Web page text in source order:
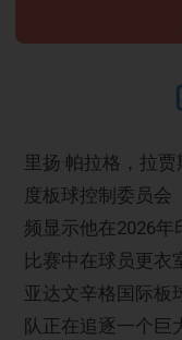
里扬·帕拉格，拉
度板球控制委员会
频显示他在2026
比赛中在球员更衣
亚达文辛格国际板
队正在追逐一个巨